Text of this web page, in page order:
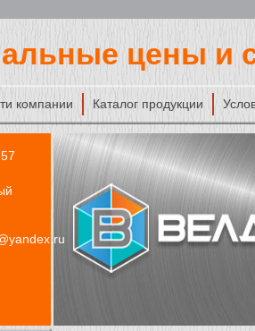
цены и
компании Каталог продукции